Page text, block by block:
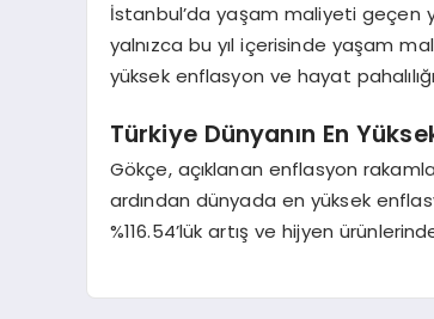
İstanbul’da yaşam maliyeti geçen
yalnızca bu yıl içerisinde yaşam
yüksek enflasyon ve hayat
Türkiye Dünyanın En
Gökçe, açıklanan enflasyon
ardından dünyada en yüksek
%116.54’lük artış ve hijyen